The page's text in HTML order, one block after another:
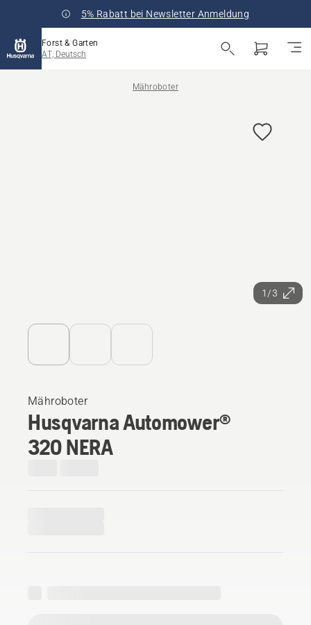
5% Rabatt bei Newsletter Anmeldung
Forst & Garten
AT, Deutsch
Mähroboter
1/3
Mähroboter
Husqvarna Automower®
320 NERA